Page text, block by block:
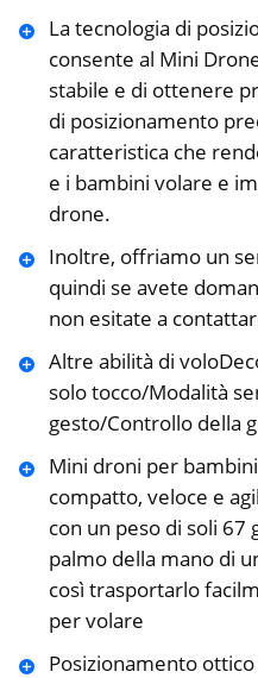
La tecnologia di
consente al Mini
stabile e di ottenere
di posizionamento
caratteristica che
e i bambini volare e
drone.
Inoltre, offriamo un
quindi se avete
non esitate a
Altre abilità di
solo tocco/Modalità
gesto/Controllo della
️Mini droni per
compatto, veloce e
con un peso di soli 67
palmo della mano di
così trasportarlo
per volare
Posizionamento